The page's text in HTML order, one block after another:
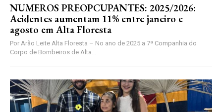
NUMEROS PREOPCUPANTES: 2025/2026:
Acidentes aumentam 11% entre janeiro e
agosto em Alta Floresta
Por Arão Leite Alta Floresta – No ano de 2025 a 7ª Companhia do
Corpo de Bombeiros de Alta...